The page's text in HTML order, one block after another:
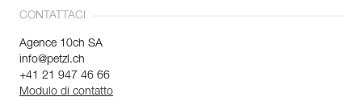
CONTATTACI
Agence 10ch SA
info@petzl.ch
+41 21 947 46 66
Modulo di contatto